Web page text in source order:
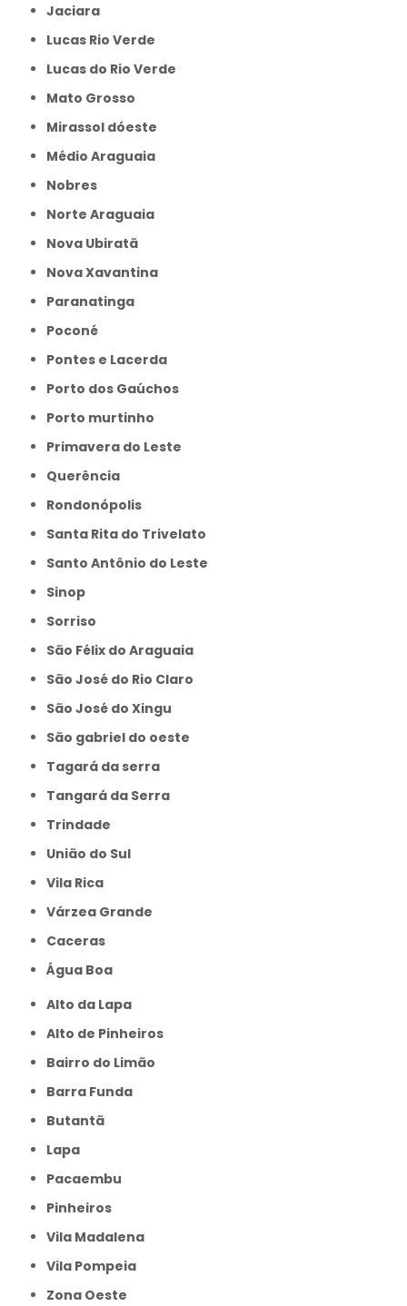
Jaciara
Lucas Rio Verde
Lucas do Rio Verde
Mato Grosso
Mirassol dóeste
Médio Araguaia
Nobres
Norte Araguaia
Nova Ubiratã
Nova Xavantina
Paranatinga
Poconé
Pontes e Lacerda
Porto dos Gaúchos
Porto murtinho
Primavera do Leste
Querência
Rondonópolis
Santa Rita do Trivelato
Santo Antônio do Leste
Sinop
Sorriso
São Félix do Araguaia
São José do Rio Claro
São José do Xingu
São gabriel do oeste
Tagará da serra
Tangará da Serra
Trindade
União do Sul
Vila Rica
Várzea Grande
caceras
Água Boa
Alto da Lapa
Alto de Pinheiros
Bairro do Limão
Barra Funda
Butantã
Lapa
Pacaembu
Pinheiros
Vila Madalena
Vila Pompeia
Zona Oeste